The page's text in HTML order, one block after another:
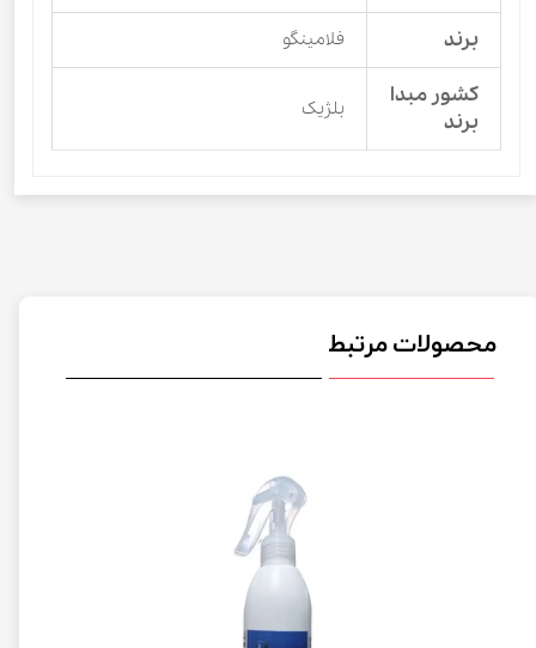
برند فلامینگو
کشور مبدا
برند
بلژیک
محصولات مرتبط